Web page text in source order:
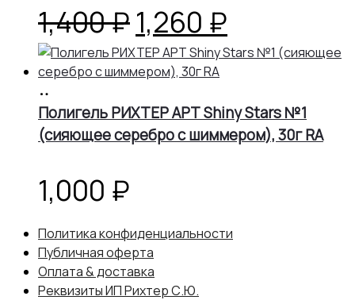
1,400₽Первоначальная
цена
составляла
1,400 ₽.
1,260 ₽
цена:
1,260 ₽.
корзину
Полигель РИХТЕР АРТ Shiny Stars №1
(сияющее серебро с шиммером), 30г RA
1,000 ₽
Политика конфиденциальности
Публичная оферта
Оплата & доставка
Реквизиты ИП Рихтер С.Ю.